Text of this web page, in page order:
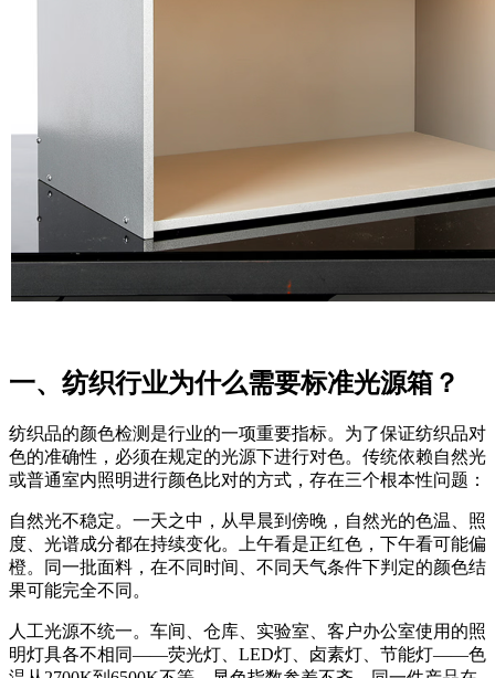
一、纺织行业为什么需要标准光源箱？
纺织品的颜色检测是行业的一项重要指标。为了保证纺织品对
色的准确性，必须在规定的光源下进行对色。传统依赖自然光
或普通室内照明进行颜色比对的方式，存在三个根本性问题：
自然光不稳定。一天之中，从早晨到傍晚，自然光的色温、照
度、光谱成分都在持续变化。上午看是正红色，下午看可能偏
橙。同一批面料，在不同时间、不同天气条件下判定的颜色结
果可能完全不同。
人工光源不统一。车间、仓库、实验室、客户办公室使用的照
明灯具各不相同——荧光灯、LED灯、卤素灯、节能灯——色